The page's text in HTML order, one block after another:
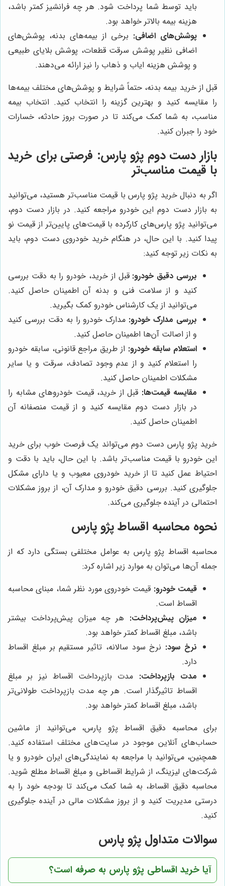
باید توسط شما پرداخت شود. هر چه فرانشیز کمتر باشد،
هزینه بیمه بالاتر خواهد بود.
پوشش‌های اضافی: برخی از بیمه‌های بدنه، پوشش‌های
اضافی نظیر پوشش سرقت قطعات، پوشش بلایای طبیعی
و پوشش هزینه ایاب و ذهاب را نیز ارائه می‌دهند.
قبل از خرید بیمه بدنه، حتماً شرایط و پوشش‌های مختلف بیمه‌ها
را مقایسه کنید و بهترین گزینه را انتخاب کنید. انتخاب بیمه
مناسب، به شما کمک می‌کند تا در صورت بروز حادثه، خسارات
خود را جبران کنید.
بازار دست دوم پژو پارس: فرصتی برای خرید
با قیمت مناسب‌تر
اگر به دنبال خرید پژو پارس با قیمت مناسب‌تر هستید، می‌توانید
به بازار دست دوم این خودرو مراجعه کنید. در بازار دست دوم،
می‌توانید پژو پارس‌های کارکرده با قیمت‌های پایین‌تر از قیمت نو
پیدا کنید. با این حال، در هنگام خرید خودروی دست دوم، باید
به نکات زیر توجه کنید:
بررسی دقیق خودرو: قبل از خرید، خودرو را به دقت بررسی
کنید و از سلامت فنی و بدنه آن اطمینان حاصل کنید.
می‌توانید از یک کارشناس خودرو کمک بگیرید.
بررسی مدارک خودرو: مدارک خودرو را به دقت بررسی کنید
و از اصالت آن‌ها اطمینان حاصل کنید.
استعلام سابقه خودرو: از طریق مراجع قانونی، سابقه خودرو
را استعلام کنید و از عدم وجود تصادف، سرقت و یا سایر
مشکلات اطمینان حاصل کنید.
مقایسه قیمت‌ها: قبل از خرید، قیمت خودروهای مشابه را
در بازار دست دوم مقایسه کنید و از قیمت منصفانه آن
اطمینان حاصل کنید.
خرید پژو پارس دست دوم می‌تواند یک فرصت خوب برای خرید
این خودرو با قیمت مناسب‌تر باشد. با این حال، باید با دقت و
احتیاط عمل کنید تا از خرید خودروی معیوب و یا دارای مشکل
جلوگیری کنید. بررسی دقیق خودرو و مدارک آن، از بروز مشکلات
احتمالی در آینده جلوگیری می‌کند.
نحوه محاسبه اقساط پژو پارس
محاسبه اقساط پژو پارس به عوامل مختلفی بستگی دارد که از
جمله آن‌ها می‌توان به موارد زیر اشاره کرد:
قیمت خودرو: قیمت خودروی مورد نظر شما، مبنای محاسبه
اقساط است.
میزان پیش‌پرداخت: هر چه میزان پیش‌پرداخت بیشتر
باشد، مبلغ اقساط کمتر خواهد بود.
نرخ سود: نرخ سود سالانه، تاثیر مستقیم بر مبلغ اقساط
دارد.
مدت بازپرداخت: مدت بازپرداخت اقساط نیز بر مبلغ
اقساط تاثیرگذار است. هر چه مدت بازپرداخت طولانی‌تر
باشد، مبلغ اقساط کمتر خواهد بود.
برای محاسبه دقیق اقساط پژو پارس، می‌توانید از ماشین
حساب‌های آنلاین موجود در سایت‌های مختلف استفاده کنید.
همچنین، می‌توانید با مراجعه به نمایندگی‌های ایران خودرو و یا
شرکت‌های لیزینگ، از شرایط اقساطی و مبلغ اقساط مطلع شوید.
محاسبه دقیق اقساط، به شما کمک می‌کند تا بودجه خود را به
درستی مدیریت کنید و از بروز مشکلات مالی در آینده جلوگیری
کنید.
سوالات متداول پژو پارس
آیا خرید اقساطی پژو پارس به صرفه است؟